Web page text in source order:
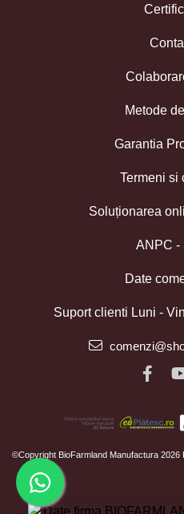
Metode
Garantia
Termeni si
Soluționarea
ANPC -
Date
Suport clienti Luni -
©Copyright BioFarmland Manufactura 2026